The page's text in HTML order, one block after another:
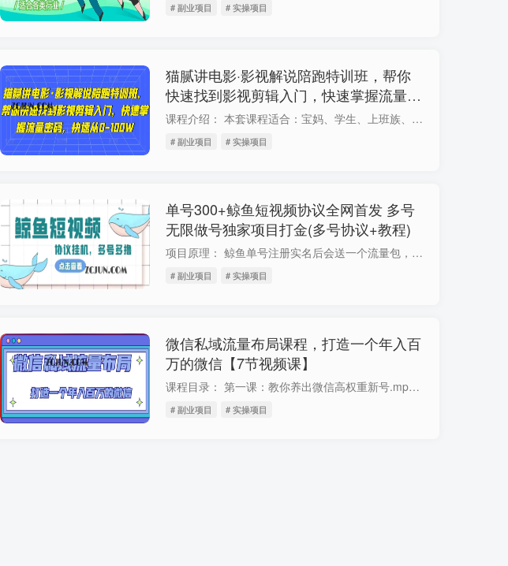
# 副业项目 # 实操项目
猫腻讲电影·影视解说陪跑特训班，帮你
快速找到影视剪辑入门，快速掌握流量密
码，快速从0-100W
课程介绍： 本套课程适合：宝妈、学生、上班族、想学习影视剪辑的人群等。 课程目录： 01.账号的准备.mp4 02.制作头像.mp4 03.电脑配置.mp4 04.软件下载与安装.mp4 05.如何选择素材.mp4 06.如何...
# 副业项目 # 实操项目
单号300+鲸鱼短视频协议全网首发 多号
无限做号独家项目打金(多号协议+教程)
项目原理： 鲸鱼单号注册实名后会送一个流量包，然后用协议软件进行养号可以获得单号大概15个金币，每个金币价值20起步左右，单号在300左右利润，有渠道的可以多号操作，脚本协议方面操作，全自...
# 副业项目 # 实操项目
微信私域流量布局课程，打造一个年入百
万的微信【7节视频课】
课程目录： 第一课：教你养出微信高权重新号.mp4 第五课：解决微信收款异常问题（独家技术）.mp4 第四课：一部手机如何登录多个微信号.mp4 第三课：引流的流量该如何承接.mp4 第七课：微信号的...
# 副业项目 # 实操项目